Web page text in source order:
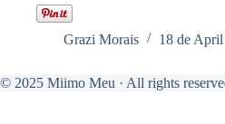
Grazi Morais 18 de
© 2025 Miimo Meu · All rights